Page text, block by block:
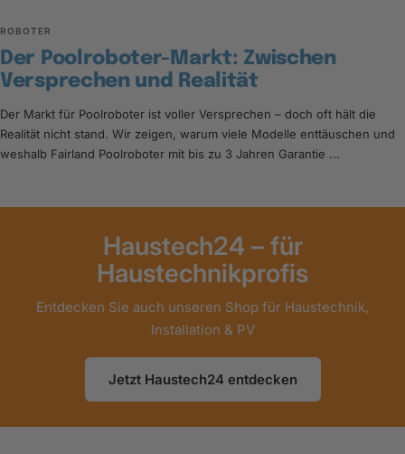
ROBOTER
Der Poolroboter-Markt: Zwischen
Versprechen und Realität
Der Markt für Poolroboter ist voller Versprechen – doch oft hält die
Realität nicht stand. Wir zeigen, warum viele Modelle enttäuschen und
weshalb Fairland Poolroboter mit bis zu 3 Jahren Garantie ...
Haustech24 – für
Haustechnikprofis
Entdecken Sie auch unseren Shop für Haustechnik,
Installation & PV
Jetzt Haustech24 entdecken